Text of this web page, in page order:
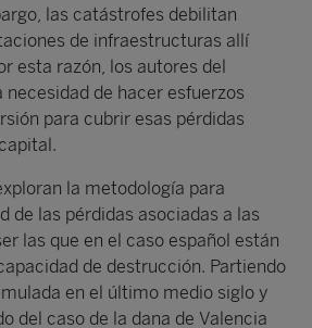
las catástrofes debilitan
de infraestructuras allí
esta razón, los autores del
necesidad de hacer esfuerzos
para cubrir esas pérdidas
la metodología para
de las pérdidas asociadas a las
las que en el caso español están
de destrucción. Partiendo
en el último medio siglo y
del caso de la dana de Valencia